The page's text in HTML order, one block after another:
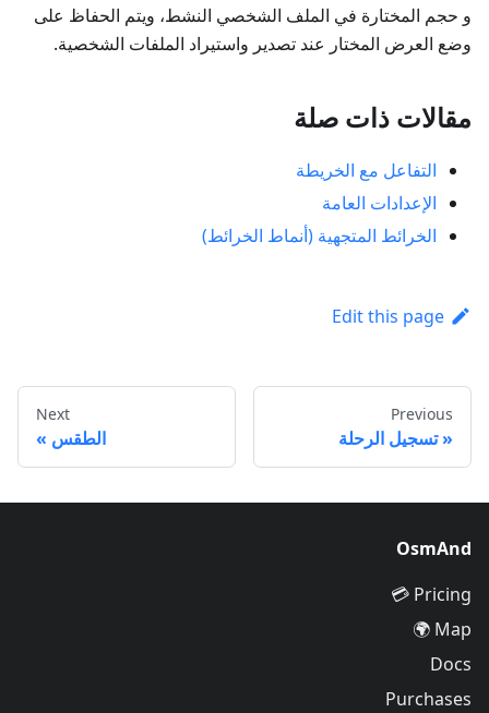
و حجم المختارة في الملف الشخصي النشط، ويتم الحفاظ على
وضع العرض المختار عند تصدير واستيراد الملفات الشخصية.
مقالات ذات صلة
التفاعل مع الخريطة
الإعدادات العامة
الخرائط المتجهية (أنماط الخرائط)
Edit this page
Previous
تسجيل الرحلة
Next
الطقس
OsmAnd
Pricing 💳
Map 🌍
Docs
Purchases